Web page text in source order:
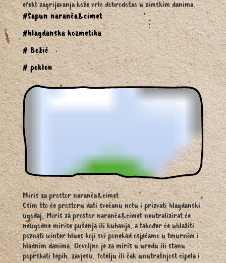
efekt zagrijavanja kože vrlo dobrodošao u zimskim danima.
#Sapun naranča&cimet
#blagdanska kozmetika
# Božić
# poklon
Miris za prostor naranča&cimet
Osim što će prostoru dati svečanu notu i prizvati blagdanski
ugođaj, Miris za prostor naranča&cimet neutralizirat će
neugodne mirise pušenja ili kuhanja, a također će ublažiti
poznati winter blues koji svi ponekad osjećamo u tmurnim i
hladnim danima. Dovoljno je za miris u uredu ili stanu
poprskati tepih, zavjesu, fotelju ili čak unutrašnjost cipela i